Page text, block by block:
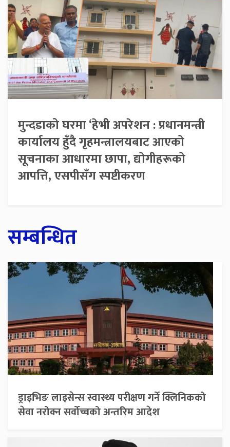
मुन्दडाको घरमा ‘हेभी अपरेशन : प्रधानमन्त्री
कार्यालय हुँदै गृहमन्त्रालयबाट आएको
सूचनाका आधारमा छापा, द्योगीहरूको
आपत्ति, एसपीसँग स्पष्टीकरण
सम्बन्धित
ड्राइभिङ लाइसेन्स स्वास्थ्य परीक्षण गर्ने क्लिनिकको
सेवा नरोक्न सर्वोच्चको अन्तरिम आदेश